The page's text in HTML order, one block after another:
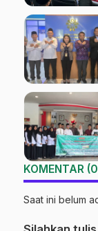
KOMENTAR
Saat ini belum